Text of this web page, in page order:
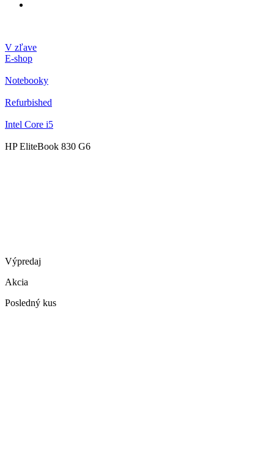
V zľave
E-shop
Notebooky
Refurbished
Intel Core i5
HP EliteBook 830 G6
Výpredaj
Akcia
Posledný kus